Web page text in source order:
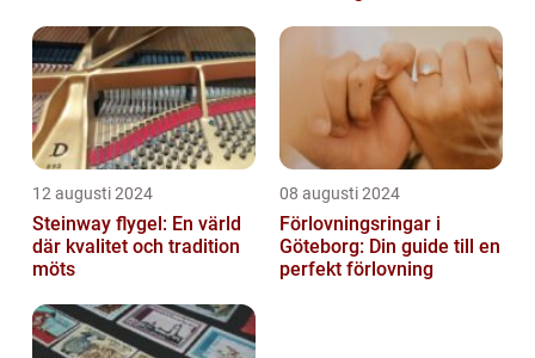
12 augusti 2024
Steinway flygel: En värld
där kvalitet och tradition
möts
08 augusti 2024
Förlovningsringar i
Göteborg: Din guide till en
perfekt förlovning